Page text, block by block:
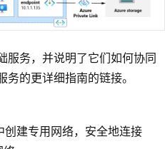
服务，并说明了它们如何协同
的更详细指南的链接。
创建专用网络，安全地连接